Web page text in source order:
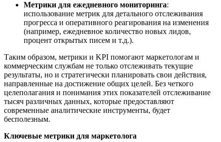
Метрики для ежедневного мониторинга:
использование метрик для детального отслеживания
прогресса и оперативного реагирования на изменения
(например, ежедневное количество новых лидов,
процент открытых писем и т.д.).
Таким образом, метрики и KPI помогают маркетологам и
коммерческим службам не только отслеживать текущие
результаты, но и стратегически планировать свои действия,
направленные на достижение общих целей. Без четкого
целеполагания и понимания этих показателей отслеживание
тысяч различных данных, которые предоставляют
современные аналитические инструменты, будет
бесполезным.
Ключевые метрики для маркетолога